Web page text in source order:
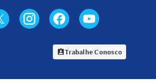
assignment_indTrabalhe Conosco